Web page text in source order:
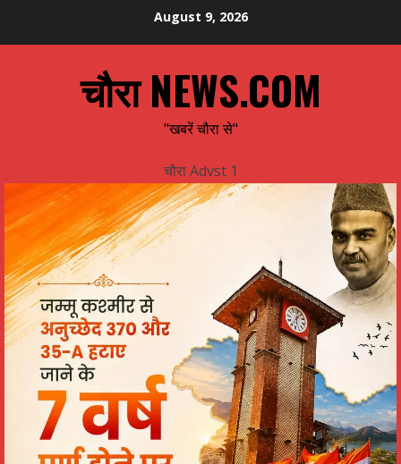
August 9, 2026
चौरा NEWS.COM
"खबरें चौरा से"
चौरा Advst 1